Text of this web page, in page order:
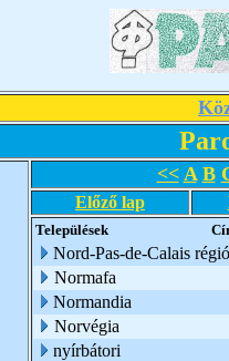
<< A B
Előző lap
Települések
Nord-Pas-de-Calais régió
Normafa
Normandia
Norvégia
nyírbátori